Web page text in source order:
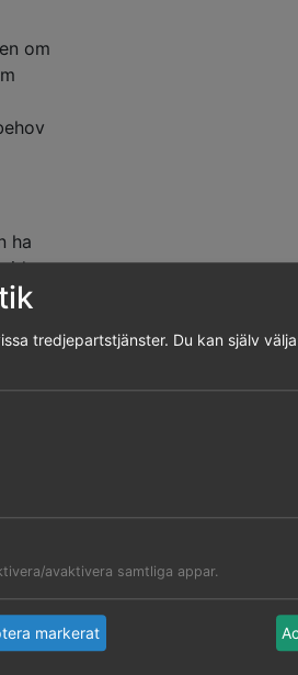
om
ha
tredjepartstjänster. Du kan själv
avaktivera samtliga appar.
markerat